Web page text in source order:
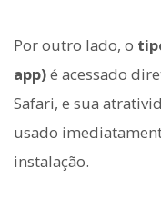
Por outro lado, o
app)é acessado
Safari, e sua
usado
instalação.